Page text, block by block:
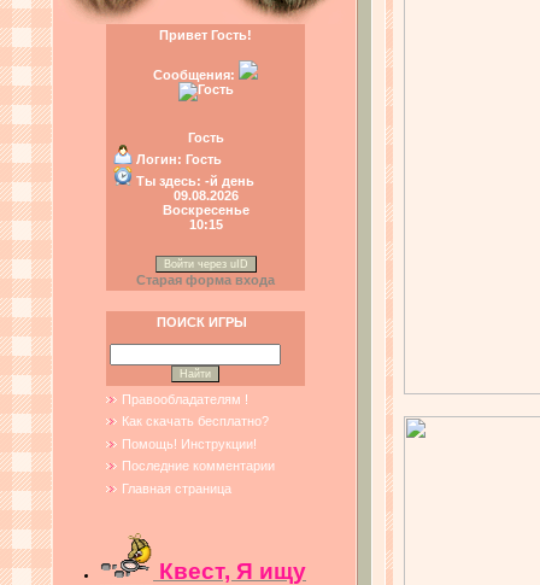
Привет Гость!
Сообщения:
Гость
Логин: Гость
Ты здесь: -й день
09.08.2026
Воскресенье
10:15
Войти через uID
Старая форма входа
ПОИСК ИГРЫ
Правообладателям !
Как скачать бесплатно?
Помощь! Инструкции!
Последние комментарии
Главная страница
Квест, Я ищу